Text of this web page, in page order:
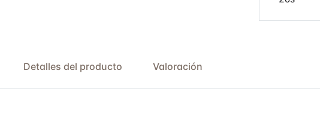
Detalles del producto Valoración